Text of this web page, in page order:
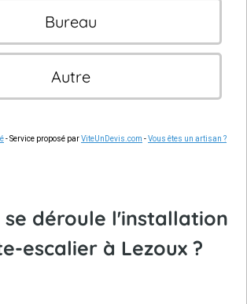
Bureau
Autre
- Service proposé parViteUnDevis.com -Vous êtes un artisan ?
se déroule l'installation
escalier à Lezoux ?